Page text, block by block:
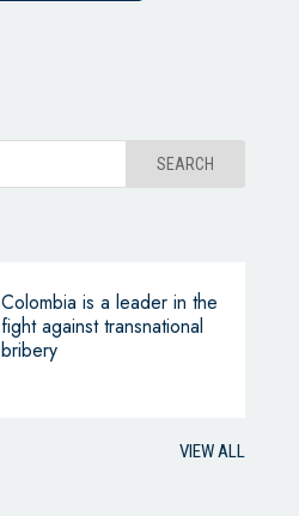
Colombia is a leader in the
fight against transnational
bribery
VIEW ALL